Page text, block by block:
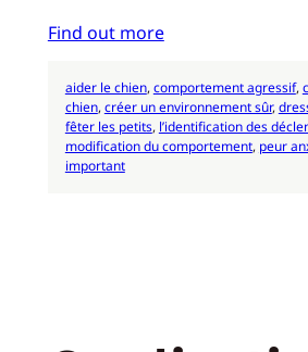
Find out more
aider le chien, comportement agressif,
chien, créer un environnement sûr,
fêter les petits, l’identification des
modification du comportement, peur
important